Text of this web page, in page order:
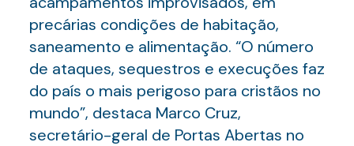
precárias condições de habitação,
saneamento e alimentação. “O número
de ataques, sequestros e execuções faz
do país o mais perigoso para cristãos no
mundo”, destaca Marco Cruz,
secretário-geral de Portas Abertas no